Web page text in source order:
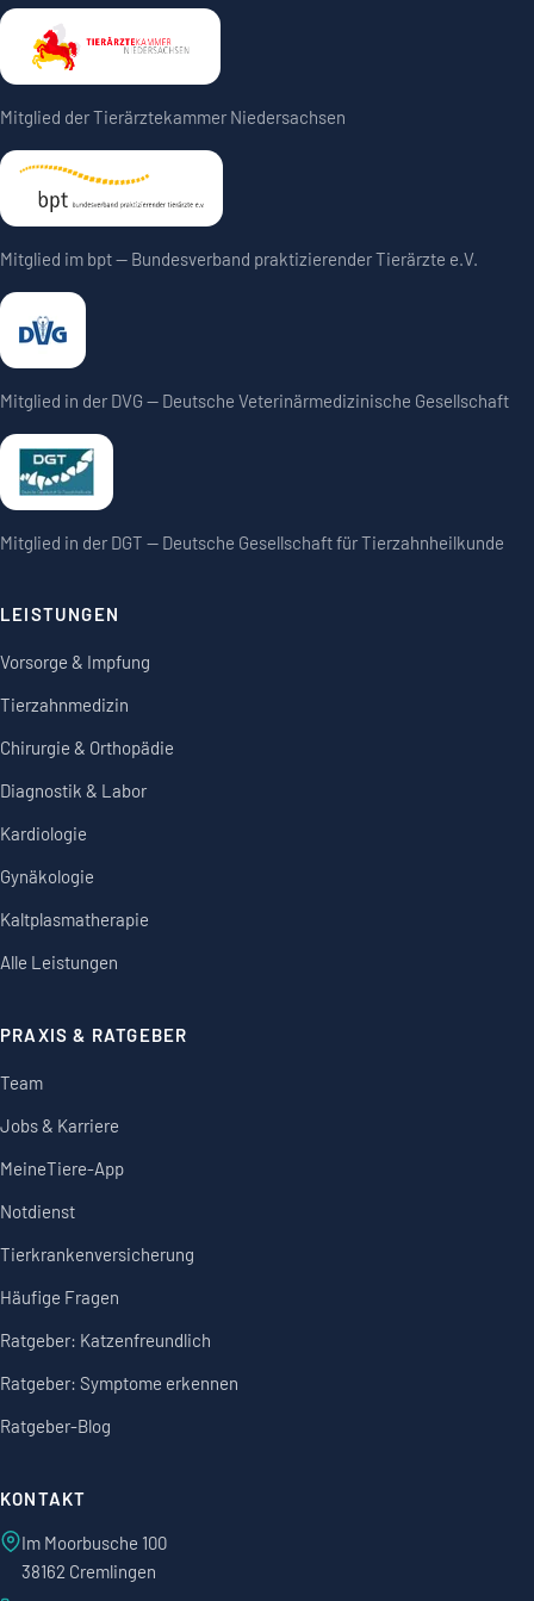
Mitglied der Tierärztekammer Niedersachsen
Mitglied im bpt — Bundesverband praktizierender Tierärzte e.V.
Mitglied in der DVG — Deutsche Veterinärmedizinische Gesellschaft
Mitglied in der DGT — Deutsche Gesellschaft für Tierzahnheilkunde
LEISTUNGEN
Vorsorge & Impfung
Tierzahnmedizin
Chirurgie & Orthopädie
Diagnostik & Labor
Kardiologie
Gynäkologie
Kaltplasmatherapie
Alle Leistungen
PRAXIS & RATGEBER
Team
Jobs & Karriere
MeineTiere-App
Notdienst
Tierkrankenversicherung
Häufige Fragen
Ratgeber: Katzenfreundlich
Ratgeber: Symptome erkennen
Ratgeber-Blog
KONTAKT
Im Moorbusche 100
38162 Cremlingen